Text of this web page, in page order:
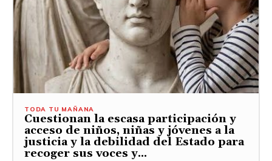
TODA TU MAÑANA
Cuestionan la escasa participación y
acceso de niños, niñas y jóvenes a la
justicia y la debilidad del Estado para
recoger sus voces y...